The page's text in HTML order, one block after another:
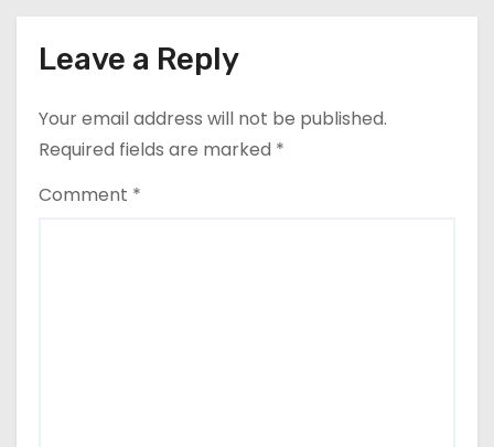
n
Leave a Reply
Your email address will not be published.
Required fields are marked *
Comment *